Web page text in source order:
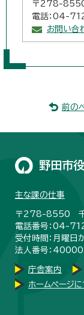
〒278-8550
電話：04-
お問い合
前の
野田市
主な課の仕事
〒278-8550 千
電話番号：04-
受付時間：月曜日
法人番号：
庁舎案内
ホームページ